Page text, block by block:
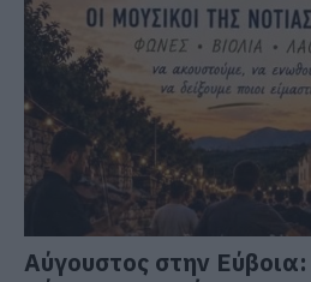
Αύγουστος στην Εύβοια: